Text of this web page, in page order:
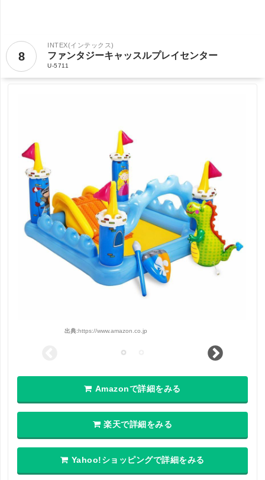
8
INTEX(インテックス)
ファンタジーキャッスルプレイセンター
U-5711
出典:https://www.amazon.co.jp
Amazonで詳細をみる
楽天で詳細をみる
Yahoo!ショッピングで詳細をみる